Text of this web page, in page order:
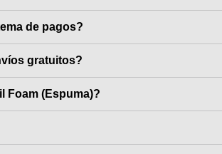
de pagos?
gratuitos?
Foam (Espuma)?